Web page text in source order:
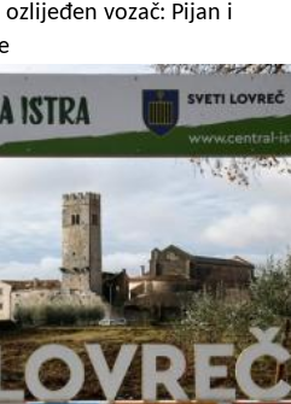
vozač: Pijan i